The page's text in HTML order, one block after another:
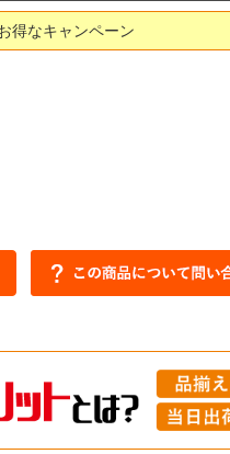
得なキャンペーン